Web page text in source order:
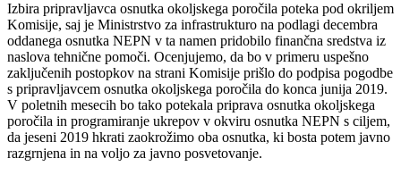
Izbira pripravljavca osnutka okoljskega poročila poteka pod okriljem
Komisije, saj je Ministrstvo za infrastrukturo na podlagi decembra
oddanega osnutka NEPN v ta namen pridobilo finančna sredstva iz
naslova tehnične pomoči. Ocenjujemo, da bo v primeru uspešno
zaključenih postopkov na strani Komisije prišlo do podpisa pogodbe
s pripravljavcem osnutka okoljskega poročila do konca junija 2019.
V poletnih mesecih bo tako potekala priprava osnutka okoljskega
poročila in programiranje ukrepov v okviru osnutka NEPN s ciljem,
da jeseni 2019 hkrati zaokrožimo oba osnutka, ki bosta potem javno
razgrnjena in na voljo za javno posvetovanje.